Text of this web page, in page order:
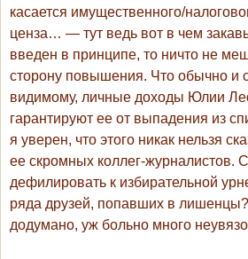
касается имущественного/
ценза… — тут ведь вот в чем
введен в принципе, то ничто не
сторону повышения. Что обычно и
видимому, личные доходы Юлии
гарантируют ее от выпадения из
я уверен, что этого никак нельзя
ее скромных коллег-журналистов.
дефилировать к избирательной
ряда друзей, попавших в лишенцы?
додумано, уж больно много